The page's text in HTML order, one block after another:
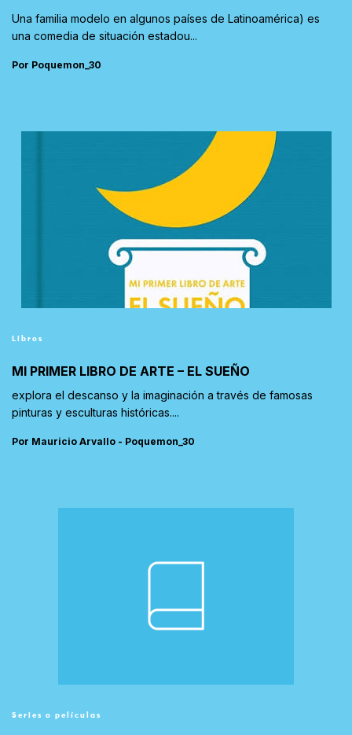
Una familia modelo en algunos países de Latinoamérica) es
una comedia de situación estadou...
Por Poquemon_30
Libros
MI PRIMER LIBRO DE ARTE – EL SUEÑO
explora el descanso y la imaginación a través de famosas
pinturas y esculturas históricas....
Por Mauricio Arvallo - Poquemon_30
Series o películas